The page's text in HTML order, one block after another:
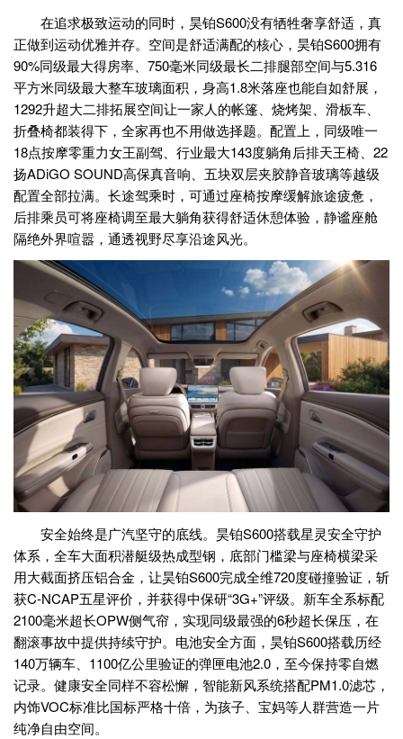
在追求极致运动的同时，昊铂S600没有牺牲奢享舒适，真
正做到运动优雅并存。空间是舒适满配的核心，昊铂S600拥有
90%同级最大得房率、750毫米同级最长二排腿部空间与5.316
平方米同级最大整车玻璃面积，身高1.8米落座也能自如舒展，
1292升超大二排拓展空间让一家人的帐篷、烧烤架、滑板车、
折叠椅都装得下，全家再也不用做选择题。配置上，同级唯一
18点按摩零重力女王副驾、行业最大143度躺角后排天王椅、22
扬ADiGO SOUND高保真音响、五块双层夹胶静音玻璃等越级
配置全部拉满。长途驾乘时，可通过座椅按摩缓解旅途疲惫，
后排乘员可将座椅调至最大躺角获得舒适休憩体验，静谧座舱
隔绝外界喧嚣，通透视野尽享沿途风光。
安全始终是广汽坚守的底线。昊铂S600搭载星灵安全守护
体系，全车大面积潜艇级热成型钢，底部门槛梁与座椅横梁采
用大截面挤压铝合金，让昊铂S600完成全维720度碰撞验证，斩
获C-NCAP五星评价，并获得中保研“3G+”评级。新车全系标配
2100毫米超长OPW侧气帘，实现同级最强的6秒超长保压，在
翻滚事故中提供持续守护。电池安全方面，昊铂S600搭载历经
140万辆车、1100亿公里验证的弹匣电池2.0，至今保持零自燃
记录。健康安全同样不容松懈，智能新风系统搭配PM1.0滤芯，
内饰VOC标准比国标严格十倍，为孩子、宝妈等人群营造一片
纯净自由空间。